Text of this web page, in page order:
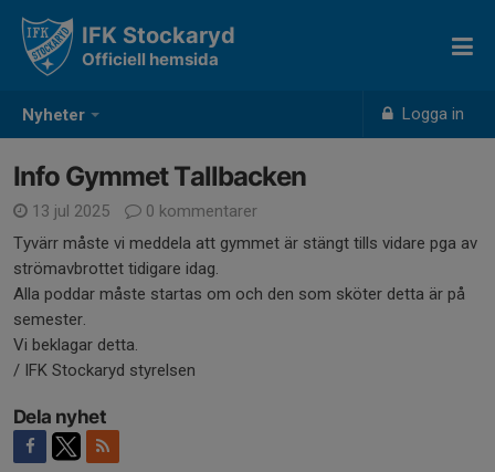
Nyheter Logga in
IFK Stockaryd
Officiell hemsida
Info Gymmet Tallbacken
13 jul 2025
0 kommentarer
Tyvärr måste vi meddela att gymmet är stängt tills vidare pga av
strömavbrottet tidigare idag.
Alla poddar måste startas om och den som sköter detta är på
semester.
Vi beklagar detta.
/ IFK Stockaryd styrelsen
Dela nyhet